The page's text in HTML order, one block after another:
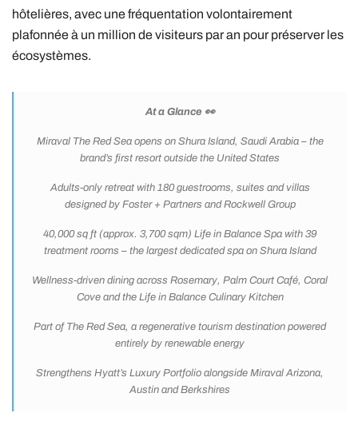
hôtelières, avec une fréquentation volontairement
plafonnée à un million de visiteurs par an pour préserver les
écosystèmes.
At a Glance 👀
Miraval The Red Sea opens on Shura Island, Saudi Arabia – the
brand’s first resort outside the United States
Adults-only retreat with 180 guestrooms, suites and villas
designed by Foster + Partners and Rockwell Group
40,000 sq ft (approx. 3,700 sqm) Life in Balance Spa with 39
treatment rooms – the largest dedicated spa on Shura Island
Wellness-driven dining across Rosemary, Palm Court Café, Coral
Cove and the Life in Balance Culinary Kitchen
Part of The Red Sea, a regenerative tourism destination powered
entirely by renewable energy
Strengthens Hyatt’s Luxury Portfolio alongside Miraval Arizona,
Austin and Berkshires